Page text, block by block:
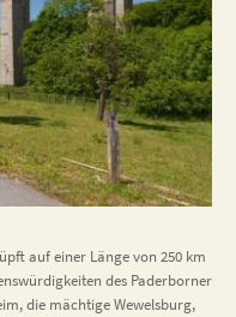
auf einer Länge von 250 km
des Paderborner
die mächtige Wewelsburg,